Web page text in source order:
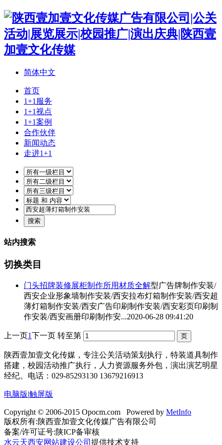
简体中文
首页
1+1服务
1+1视点
1+1案例
合作伙伴
新闻动态
走进1+1
站内搜索
切换类目
门头招牌装修展柜制作所用材质全解型广告牌制作安装/
西安企业形象墙制作安装/西安拉布灯箱制作安装/西安超
薄灯箱制作安装/西安广告印刷制作安装/西安彩页印刷制
作安装/西安画册印刷制作安...2020-06-28 09:41:20
上一页1下一页 转至第
陕西壹加壹文化传媒，专注公关活动策划执行，特装道具制作
搭建，校园活动推广执行，人力资源服务外包，演出演艺明星
经纪。电话：029-85293130 13679216913
电脑版|触屏版
Copyright © 2006-2015 Opocm.com Powered by MetInfo
版权所有:陕西壹加壹文化传媒广告有限公司
备案/许可证号:陕ICP备审核
水云天西安网站建设公司 提供技术支持